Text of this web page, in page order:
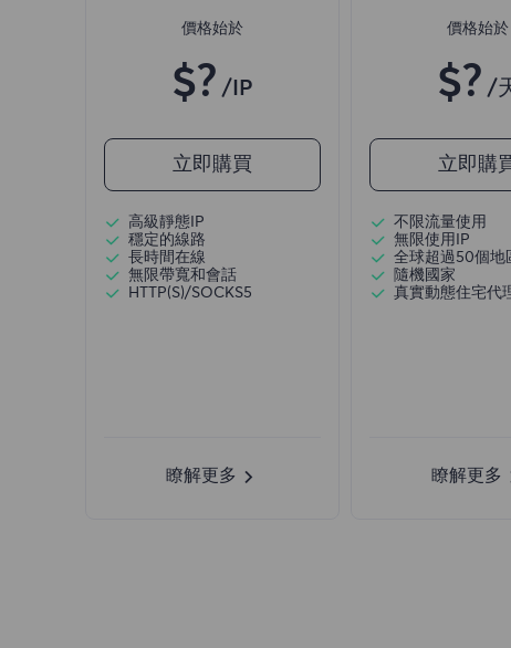
價格始於
$? /IP
立即購買
高級靜態IP
穩定的線路
長時間在線
無限帶寬和會話
HTTP(S)/SOCKS5
瞭解更多
價格始於
$? /
立即購
不限流量使用
無限使用IP
全球超過50個地
隨機國家
真實動態住宅代
瞭解更多